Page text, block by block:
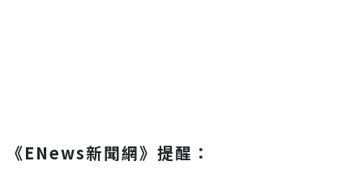
《ENews新聞網》提醒：